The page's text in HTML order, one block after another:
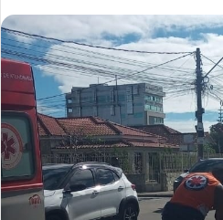
e-
mail